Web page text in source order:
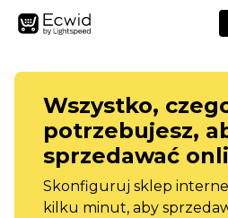
Wszystko,
potrzebujesz,
sprzedawać
Skonfiguruj sklep
kilku minut, aby